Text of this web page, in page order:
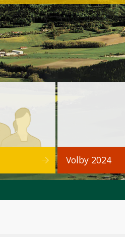
Volby 2024